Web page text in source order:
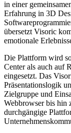
in einer
Erfahrung in 3D
übersetzt Visoric
emotionale
Die Plattform wird
Center als auch auf
eingesetzt. Das
Präsentationslogik
Zielgruppe und
Webbrowser bis hin
durchgängige